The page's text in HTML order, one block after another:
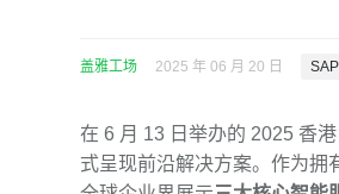
盖雅工场 2025 年 06 月 20 日
在 6 月 13 日举办的 2025 香港
式呈现前沿解决方案。作为拥